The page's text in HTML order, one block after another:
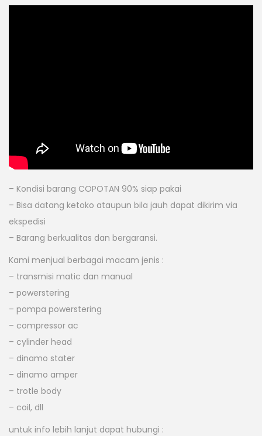
– Kondisi barang COPOTAN 90% siap pakai
– Bisa datang ketoko ataupun bila jauh dapat dikirim via
ekspedisi
– Barang berkualitas dan bergaransi.
Kami menjual berbagai macam jenis :
– transmisi matic dan manual
– powerstering
– pompa powerstering
– compressor ac
– cylinder head
– dinamo stater
– dinamo amper
– trotle body
– coil, dll
untuk info lebih lanjut dapat hubungi :